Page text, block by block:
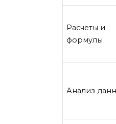
Расчеты и
формулы
Анализ